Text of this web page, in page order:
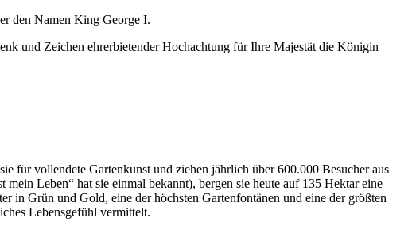
den Namen King George I.
und Zeichen ehrerbietender Hochachtung für Ihre Majestät die Königin
für vollendete Gartenkunst und ziehen jährlich über 600.000 Besucher aus
Leben“ hat sie einmal bekannt), bergen sie heute auf 135 Hektar eine
in Grün und Gold, eine der höchsten Gartenfontänen und eine der größten
Lebensgefühl vermittelt.